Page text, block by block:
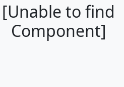
[Unable to find
Component]